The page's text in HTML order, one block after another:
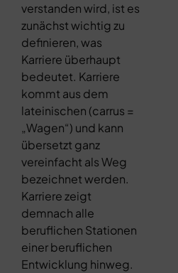
verstanden wird, ist es
zunächst wichtig zu
definieren, was
Karriere überhaupt
bedeutet. Karriere
kommt aus dem
lateinischen (carrus =
„Wagen“) und kann
übersetzt ganz
vereinfacht als Weg
bezeichnet werden.
Karriere zeigt
demnach alle
beruflichen Stationen
einer beruflichen
Entwicklung hinweg.